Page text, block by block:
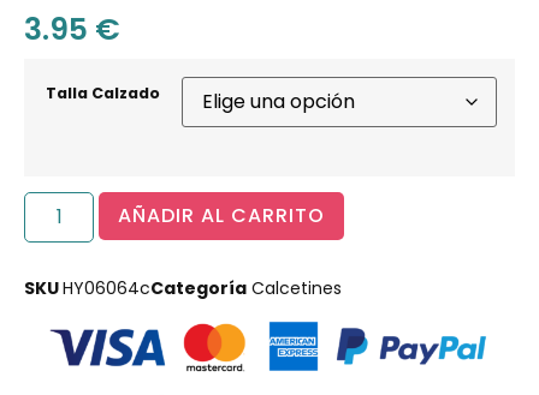
3.95 €
Talla Calzado
AÑADIR AL CARRITO
SKUHY06064cCategoría Calcetines